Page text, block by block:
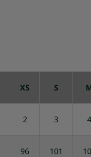
XS S
2 3 4
96 101